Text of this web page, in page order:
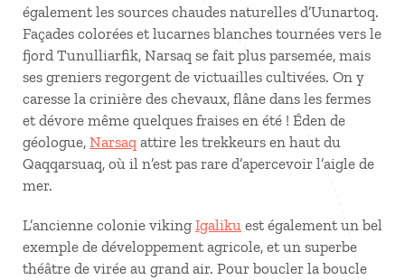
également les sources chaudes naturelles d’Uunartoq.
Façades colorées et lucarnes blanches tournées vers le
fjord Tunulliarfik, Narsaq se fait plus parsemée, mais
ses greniers regorgent de victuailles cultivées. On y
caresse la crinière des chevaux, flâne dans les fermes
et dévore même quelques fraises en été ! Éden de
géologue, Narsaq attire les trekkeurs en haut du
Qaqqarsuaq, où il n’est pas rare d’apercevoir l’aigle de
mer.
L’ancienne colonie viking Igaliku est également un bel
exemple de développement agricole, et un superbe
théâtre de virée au grand air. Pour boucler la boucle